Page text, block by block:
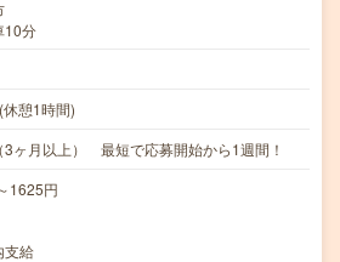
10分
憩1時間)
3ヶ月以上） 最短で応募開始から1週間！
1625円
支給